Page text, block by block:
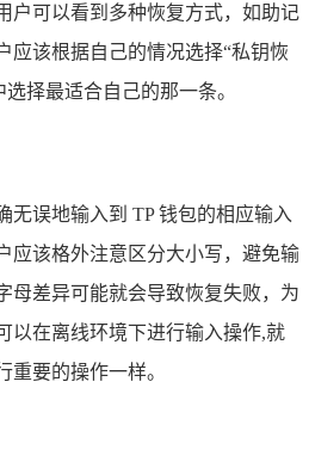
户可以看到多种恢复方式，如助记
应该根据自己的情况选择“私钥恢
择最适合自己的那一条。
无误地输入到 TP 钱包的相应输入
应该格外注意区分大小写，避免输
母差异可能就会导致恢复失败，为
以在离线环境下进行输入操作,就
重要的操作一样。